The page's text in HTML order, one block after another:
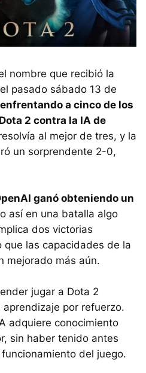
nombre que recibió la
pasado sábado 13 de
enfrentando a cinco de los
2 contra la IA de
al mejor de tres, y la
un sorprendente 2-0,
ganó obteniendo un
así en una batalla algo
dos victorias
las capacidades de la
mejorado más aún.
jugar a Dota 2
por refuerzo.
adquiere conocimiento
sin haber tenido antes
del juego.